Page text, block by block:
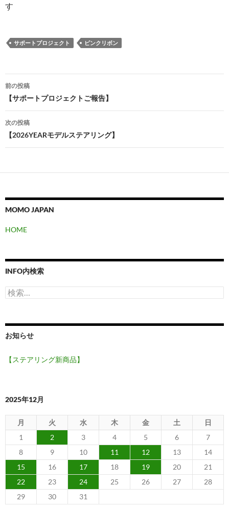
す
サポートプロジェクト ピンクリボン
投
稿
ナ
ビ
ゲ
ー
ョ
ン
前の投稿
【サポートプロジェクトご報告】
次の投稿
【2026YEARモデルステアリング】
MOMO JAPAN
HOME
INFO内検索
検
索:
お知らせ
【ステアリング新商品】
2025年12月
月 火 水 木 金 土
日
1
2 3 4 5 6
7
8
9 10 11 12 13
14
15
16 17 18 19 20
21
22
23 24 25 26 27
28
29
30
31